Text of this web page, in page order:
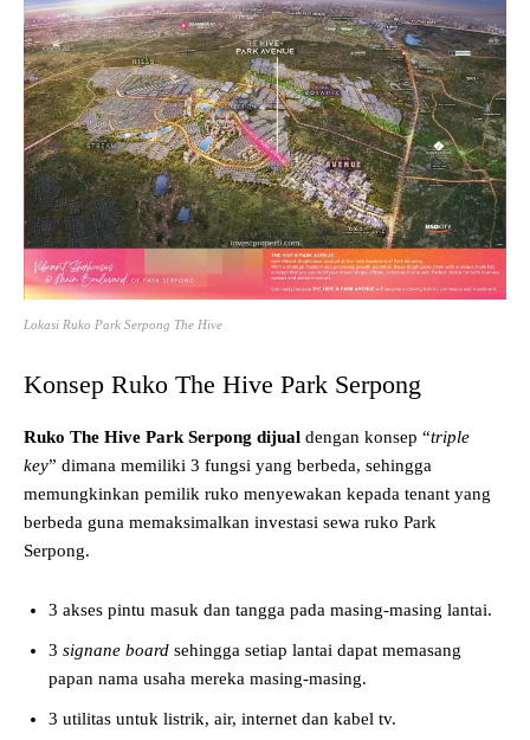
Lokasi Ruko Park Serpong The Hive
Konsep Ruko The Hive Park Serpong
Ruko The Hive Park Serpong dijual dengan konsep “triple
key” dimana memiliki 3 fungsi yang berbeda, sehingga
memungkinkan pemilik ruko menyewakan kepada tenant yang
berbeda guna memaksimalkan investasi sewa ruko Park
Serpong.
3 akses pintu masuk dan tangga pada masing-masing lantai.
3 signane board sehingga setiap lantai dapat memasang
papan nama usaha mereka masing-masing.
3 utilitas untuk listrik, air, internet dan kabel tv.